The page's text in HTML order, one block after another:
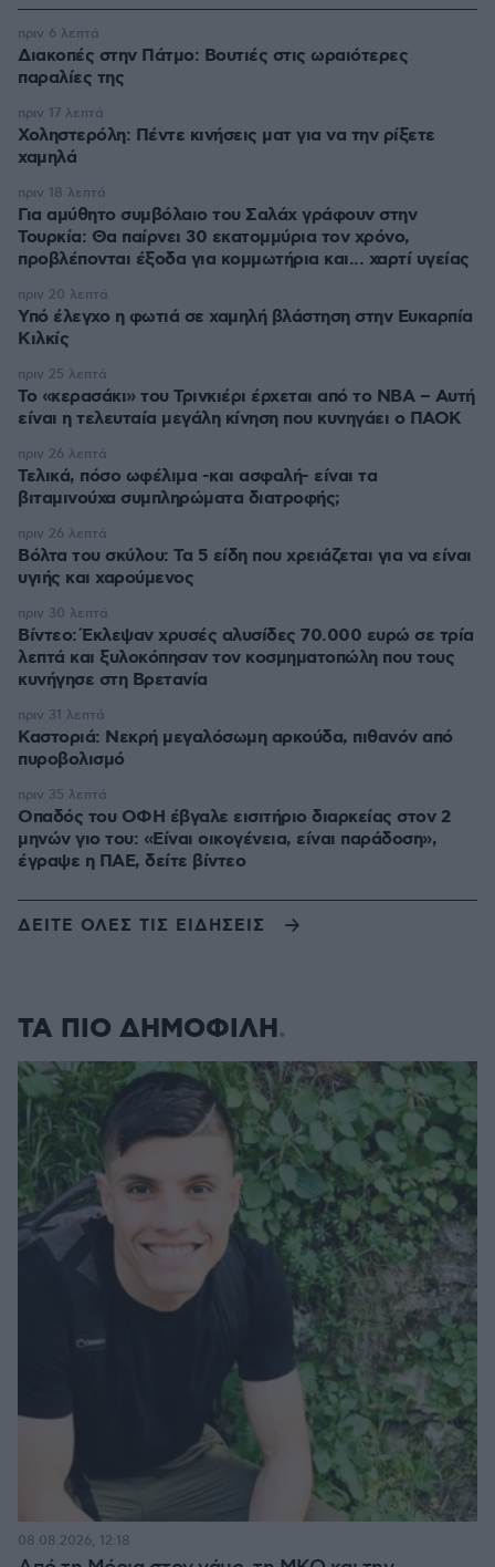
Διακοπές στην Πάτμο: Βουτιές στις ωραιότερες
παραλίες της
πριν 6 λεπτά
Χοληστερόλη: Πέντε κινήσεις ματ για να την ρίξετε
χαμηλά
πριν 17 λεπτά
Για αμύθητο συμβόλαιο του Σαλάχ γράφουν στην
Τουρκία: Θα παίρνει 30 εκατομμύρια τον χρόνο,
προβλέπονται έξοδα για κομμωτήρια και... χαρτί υγείας
πριν 18 λεπτά
Υπό έλεγχο η φωτιά σε χαμηλή βλάστηση στην Ευκαρπία
Κιλκίς
πριν 20 λεπτά
Το «κερασάκι» του Τρινκιέρι έρχεται από το NBA – Αυτή
είναι η τελευταία μεγάλη κίνηση που κυνηγάει ο ΠΑΟΚ
πριν 25 λεπτά
Τελικά, πόσο ωφέλιμα -και ασφαλή- είναι τα
βιταμινούχα συμπληρώματα διατροφής;
πριν 26 λεπτά
Βόλτα του σκύλου: Τα 5 είδη που χρειάζεται για να είναι
υγιής και χαρούμενος
πριν 26 λεπτά
Βίντεο: Έκλεψαν χρυσές αλυσίδες 70.000 ευρώ σε τρία
λεπτά και ξυλοκόπησαν τον κοσμηματοπώλη που τους
κυνήγησε στη Βρετανία
πριν 30 λεπτά
Καστοριά: Νεκρή μεγαλόσωμη αρκούδα, πιθανόν από
πυροβολισμό
πριν 31 λεπτά
Οπαδός του ΟΦΗ έβγαλε εισιτήριο διαρκείας στον 2
μηνών γιο του: «Είναι οικογένεια, είναι παράδοση»,
έγραψε η ΠΑΕ, δείτε βίντεο
πριν 35 λεπτά
ΔΕΙΤΕ ΟΛΕΣ ΤΙΣ ΕΙΔΗΣΕΙΣ
ΤΑ ΠΙΟ ΔΗΜΟΦΙΛΗ
08.08.2026, 12:18